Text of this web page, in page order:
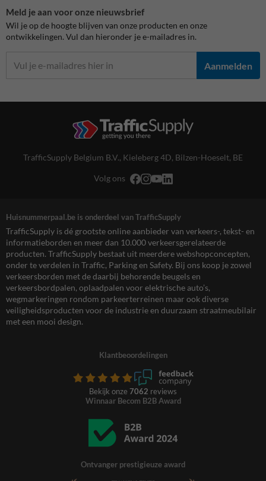
Meld je aan voor onze nieuwsbrief
Wil je op de hoogte blijven van onze producten en onze
ontwikkelingen. Vul dan hieronder je e-mailadres in.
Aanmelden
TrafficSupply Belgium B.V., Kieleberg 4D, Bilzen-Hoeselt, BE
Volg ons
Huisnummerpaal.be is onderdeel van TrafficSupply
TrafficSupply is dé grootste online aanbieder van verkeers-, tekst- en
informatieborden en meer dan 10.000 verkeersgerelateerde
producten. TrafficSupply bestaat uit meerdere webshopconcepten,
onder te verdelen in Traffic, Parking en Safety. Bij ons koop je zowel
verkeersborden met de daarbij behorende beugels en
verkeersbordpalen, oplaadpalen voor elektrische auto’s,
wegmarkeringen rondom parkeerterreinen maar ook diverse
veiligheidsproducten voor de industrie en duurzaam straatmeubilair
met een mooi design.
Klantbeoordelingen
Bekijk onze 7062 reviews
Winnaar Becom B2B Award
Ontvanger prestigieuze award